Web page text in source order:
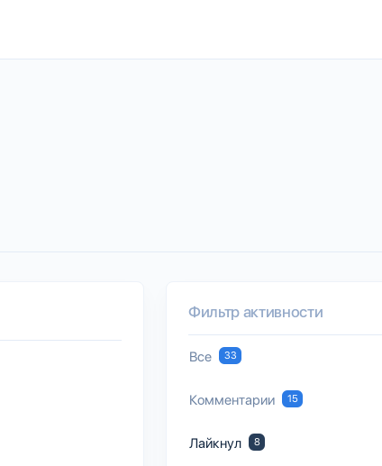
Фильтр активности
Все 33
Комментарии 15
Лайкнул 8